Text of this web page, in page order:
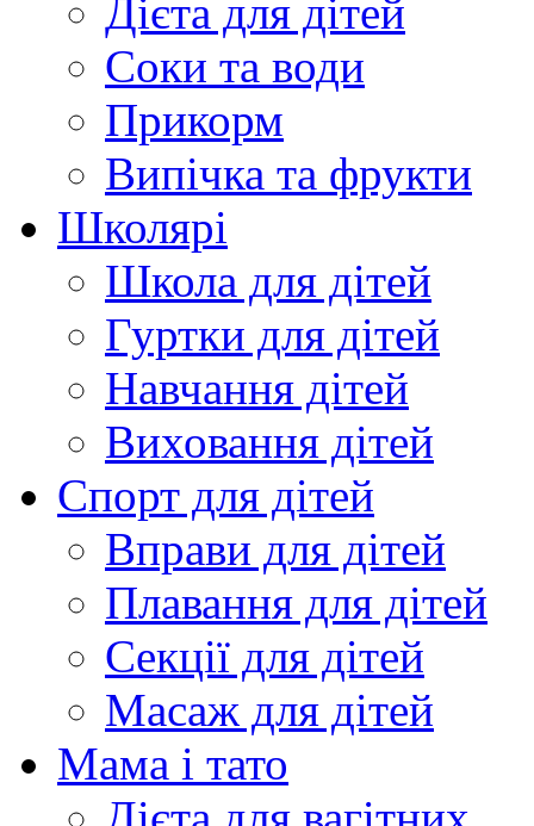
Дієта для дітей
Соки та води
Прикорм
Випічка та фрукти
Школярі
Школа для дітей
Гуртки для дітей
Навчання дітей
Виховання дітей
Спорт для дітей
Вправи для дітей
Плавання для дітей
Секції для дітей
Масаж для дітей
Мама і тато